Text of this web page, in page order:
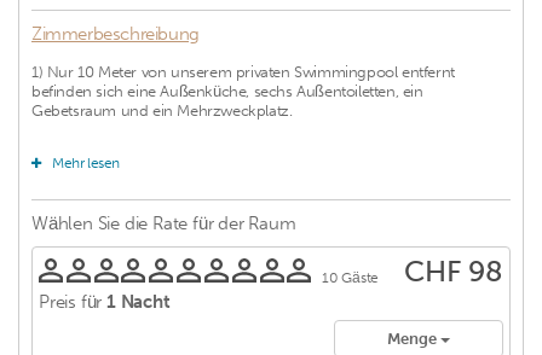
Zimmerbeschreibung
1) Nur 10 Meter von unserem privaten Swimmingpool entfernt
befinden sich eine Außenküche, sechs Außentoiletten, ein
Gebetsraum und ein Mehrzweckplatz.
ein klimatisiertes Schlafzimmer und eine Toilette. 3) Der ausgebaute
Mehr lesen
Wählen Sie die Rate für der Raum
10 Gäste
Preis für 1 Nacht
CHF 98
Menge